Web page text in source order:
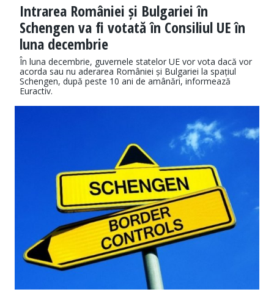
Intrarea României și Bulgariei în
Schengen va fi votată în Consiliul UE în
luna decembrie
În luna decembrie, guvernele statelor UE vor vota dacă vor
acorda sau nu aderarea României și Bulgariei la spațiul
Schengen, după peste 10 ani de amânări, informează
Euractiv.